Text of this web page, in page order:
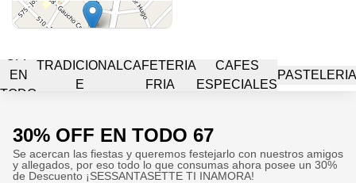
EN
TODO
TRADICIONAL
E
CAFETERIA
FRIA
CAFES
ESPECIALES
PASTELERIA
30% OFF EN TODO 67
Se acercan las fiestas y queremos festejarlo con nuestros amigos
y allegados, por eso todo lo que consumas ahora posee un 30%
de Descuento ¡SESSANTASETTE TI INAMORA!